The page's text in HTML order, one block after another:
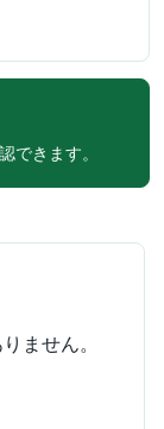
できます。
ません。